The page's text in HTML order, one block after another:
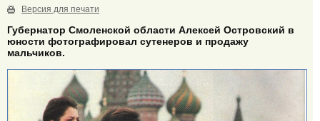
Версия для печати
Губернатор Смоленской области Алексей Островский в
юности фотографировал сутенеров и продажу
мальчиков.